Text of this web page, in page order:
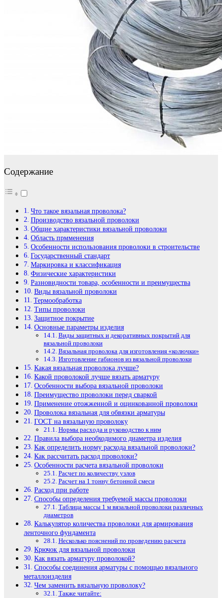
Содержание
Что такое вязальная проволока?
Производство вязальной проволоки
Общие характеристики вязальной проволоки
Область прмменения
Особенности использования проволоки в строительстве
Государственный стандарт
Маркировка и классификация
Физические характеристики
Разновидности товара, особенности и преимущества
Виды вязальной проволоки
Термообработка
Типы проволоки
Защитное покрытие
Основные параметры изделия
Виды защитных и декоративных покрытий для
вязальной проволоки
Вязальная проволока для изготовления «колючки»
Изготовление габионов из вязальной проволоки
Какая вязальная проволока лучше?
Какой проволокой лучше вязать арматуру
Особенности выбора вязальной проволоки
Преимущество проволоки перед сваркой
Применение отожженной и оцинкованной проволоки
Проволока вязальная для обвязки арматуры
ГОСТ на вязальную проволоку
Нормы расхода и руководство к ним
Правила выбора необходимого диаметра изделия
Как определить норму расхода вязальной проволоки?
Как рассчитать расход проволоки?
Особенности расчета вязальной проволоки
Расчет по количеству узлов
Расчет на 1 тонну бетонной смеси
Расход при работе
Способы определения требуемой массы проволоки
Таблица массы 1 м вязальной проволоки различных
диаметров
Калькулятор количества проволоки для армирования
ленточного фундамента
Несколько пояснений по проведению расчета
Крючок для вязальной проволоки
Как вязать арматуру проволокой?
Способы соединения арматуры с помощью вязального
металлоизделия
Чем заменить вязальную проволоку?
Также читайте: